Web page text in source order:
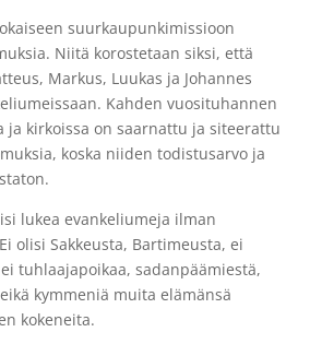
suurkaupunkimissioon
Niitä korostetaan siksi, että
Markus, Luukas ja Johannes
Kahden vuosituhannen
ja kirkoissa on saarnattu ja siteerattu
koska niiden todistusarvo ja
lukea evankeliumeja ilman
olisi Sakkeusta, Bartimeusta, ei
tuhlaajapoikaa, sadanpäämiestä,
kymmeniä muita elämänsä
kokeneita.